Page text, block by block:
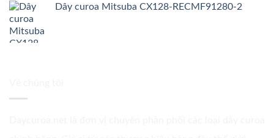
Dây curoa Mitsuba CX128-RECMF91280-2